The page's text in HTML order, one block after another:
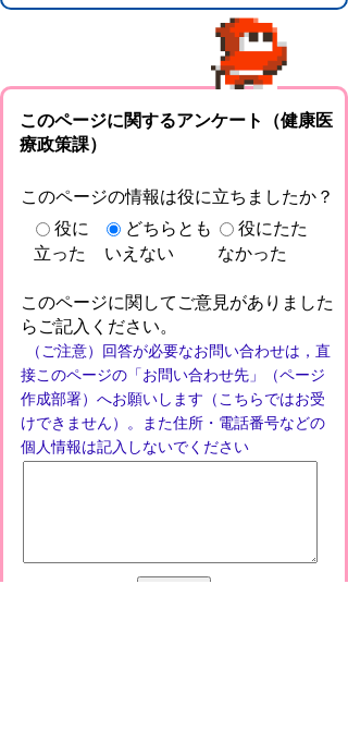
このページに関するアンケート（健康医
療政策課）
このページの情報は役に立ちましたか？
役に
立った
どちらとも
いえない
役にたた
なかった
このページに関してご意見がありました
らご記入ください。
（ご注意）回答が必要なお問い合わせは，直
接このページの「お問い合わせ先」（ページ
作成部署）へお願いします（こちらではお受
けできません）。また住所・電話番号などの
個人情報は記入しないでください